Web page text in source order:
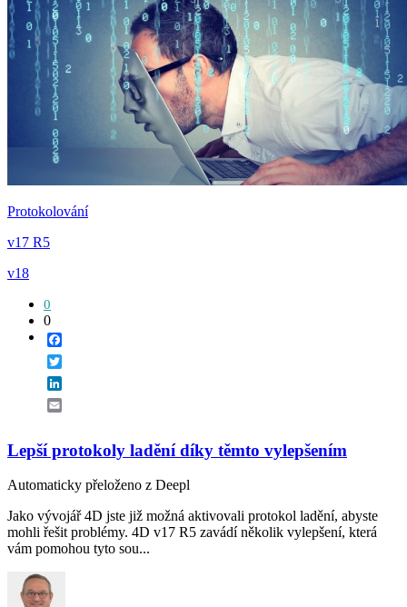
Protokolování
v17 R5
v18
0
0
Lepší protokoly ladění díky těmto vylepšením
Automaticky přeloženo z Deepl
Jako vývojář 4D jste již možná aktivovali protokol ladění, abyste
mohli řešit problémy. 4D v17 R5 zavádí několik vylepšení, která
vám pomohou tyto sou...